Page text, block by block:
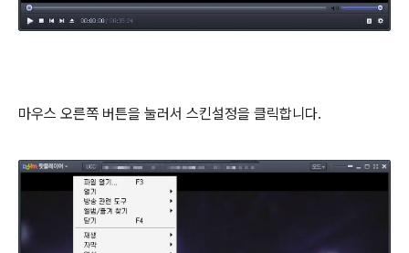
마우스 오른쪽 버튼을 눌러서 스킨설정을 클릭합니다.